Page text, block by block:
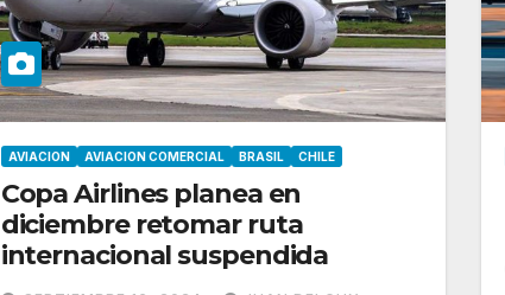
AVIACION AVIACION COMERCIAL BRASIL CHILE
Copa Airlines planea en
diciembre retomar ruta
internacional suspendida